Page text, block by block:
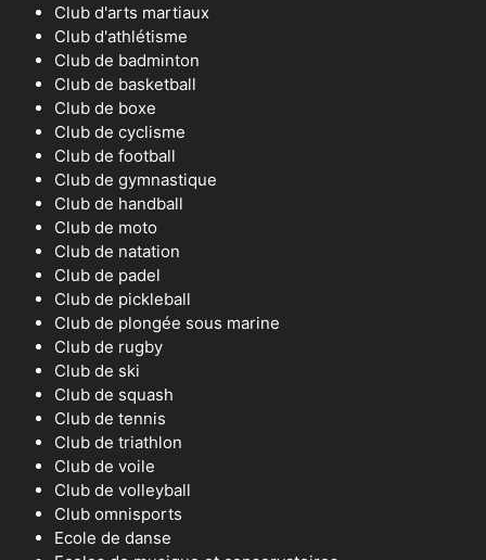
Club d'arts martiaux
Club d'athlétisme
Club de badminton
Club de basketball
Club de boxe
Club de cyclisme
Club de football
Club de gymnastique
Club de handball
Club de moto
Club de natation
Club de padel
Club de pickleball
Club de plongée sous marine
Club de rugby
Club de ski
Club de squash
Club de tennis
Club de triathlon
Club de voile
Club de volleyball
Club omnisports
Ecole de danse